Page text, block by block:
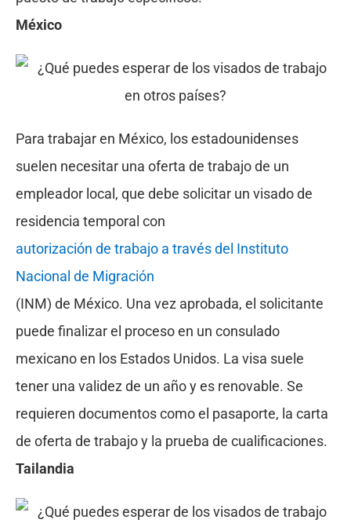
México
Para trabajar en México, los estadounidenses
suelen necesitar una oferta de trabajo de un
empleador local, que debe solicitar un visado de
residencia temporal con
autorización de trabajo a través del Instituto
Nacional de Migración
(INM) de México. Una vez aprobada, el solicitante
puede finalizar el proceso en un consulado
mexicano en los Estados Unidos. La visa suele
tener una validez de un año y es renovable. Se
requieren documentos como el pasaporte, la carta
de oferta de trabajo y la prueba de cualificaciones.
Tailandia